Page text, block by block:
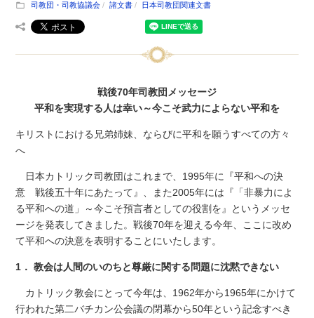
司教団・司教協議会
諸文書 日本司教団関連文書
戦後70年司教団メッセージ
平和を実現する人は幸い～今こそ武力によらない平和を
キリストにおける兄弟姉妹、ならびに平和を願うすべての方々
へ
日本カトリック司教団はこれまで、1995年に『平和への決
意 戦後五十年にあたって』、また2005年には『「非暴力によ
る平和への道」～今こそ預言者としての役割を』というメッセ
ージを発表してきました。戦後70年を迎える今年、ここに改め
て平和への決意を表明することにいたします。
1． 教会は人間のいのちと尊厳に関する問題に沈黙できない
カトリック教会にとって今年は、1962年から1965年にかけて
行われた第二バチカン公会議の閉幕から50年という記念すべき